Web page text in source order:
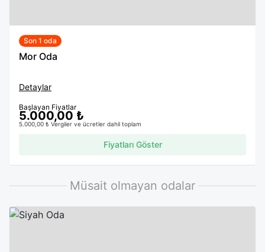
Son 1 oda
Mor Oda
Detaylar
Başlayan Fiyatlar
5.000,00 ₺
5.000,00 ₺ Vergiler ve ücretler dahil toplam
Fiyatları Göster
Müsait olmayan odalar